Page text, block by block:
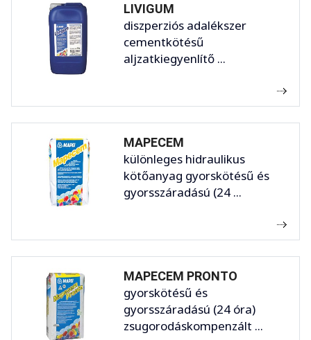
LIVIGUM
diszperziós adalékszer
cementkötésű
aljzatkiegyenlítő ...
MAPECEM
különleges hidraulikus
kötőanyag gyorskötésű és
gyorsszáradású (24 ...
MAPECEM PRONTO
gyorskötésű és
gyorsszáradású (24 óra)
zsugorodáskompenzált ...